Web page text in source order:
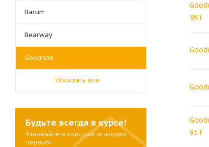
89T
95T
Barum
Bearway
Goodride
Показать все
Будьте всегда в курсе!
Узнавайте о скидках и акциях
первым